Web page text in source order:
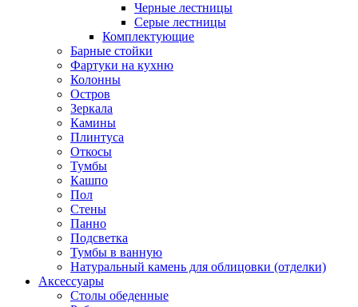
Черные лестницы
Серые лестницы
Комплектующие
Барные стойки
Фартуки на кухню
Колонны
Остров
Зеркала
Камины
Плинтуса
Откосы
Тумбы
Кашпо
Пол
Стены
Панно
Подсветка
Тумбы в ванную
Натуральный камень для облицовки (отделки)
Аксессуары
Столы обеденные